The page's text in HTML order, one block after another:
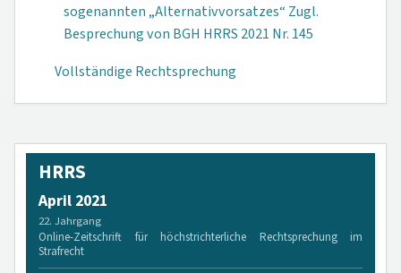
sogenannten „Alternativvorsatzes“ Zugl.
Besprechung von BGH HRRS 2021 Nr. 145
Vollständige Rechtsprechung
HRRS
April 2021
22. Jahrgang
Online-Zeitschrift für höchstrichterliche Rechtsprechung im
Strafrecht